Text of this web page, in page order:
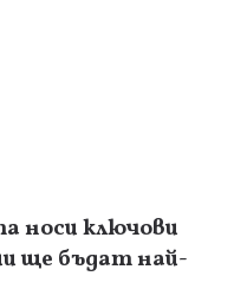
носи ключови
ще бъдат най-